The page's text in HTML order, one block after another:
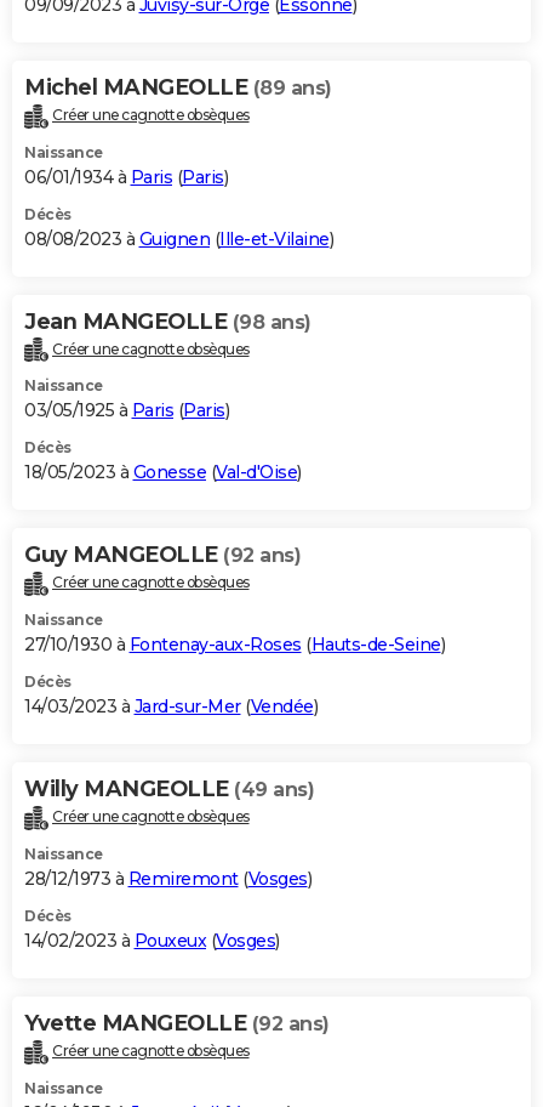
09/09/2023 à Juvisy-sur-Orge (Essonne)
Michel MANGEOLLE (89 ans)
Créer une cagnotte obsèques
Naissance
06/01/1934 à Paris (Paris)
Décès
08/08/2023 à Guignen (Ille-et-Vilaine)
Jean MANGEOLLE (98 ans)
Créer une cagnotte obsèques
Naissance
03/05/1925 à Paris (Paris)
Décès
18/05/2023 à Gonesse (Val-d'Oise)
Guy MANGEOLLE (92 ans)
Créer une cagnotte obsèques
Naissance
27/10/1930 à Fontenay-aux-Roses (Hauts-de-Seine)
Décès
14/03/2023 à Jard-sur-Mer(Vendée)
Willy MANGEOLLE (49 ans)
Créer une cagnotte obsèques
Naissance
28/12/1973 à Remiremont(Vosges)
Décès
14/02/2023 à Pouxeux(Vosges)
Yvette MANGEOLLE (92 ans)
Créer une cagnotte obsèques
Naissance